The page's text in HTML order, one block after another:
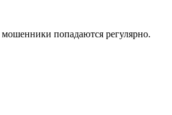
попадаются регулярно.